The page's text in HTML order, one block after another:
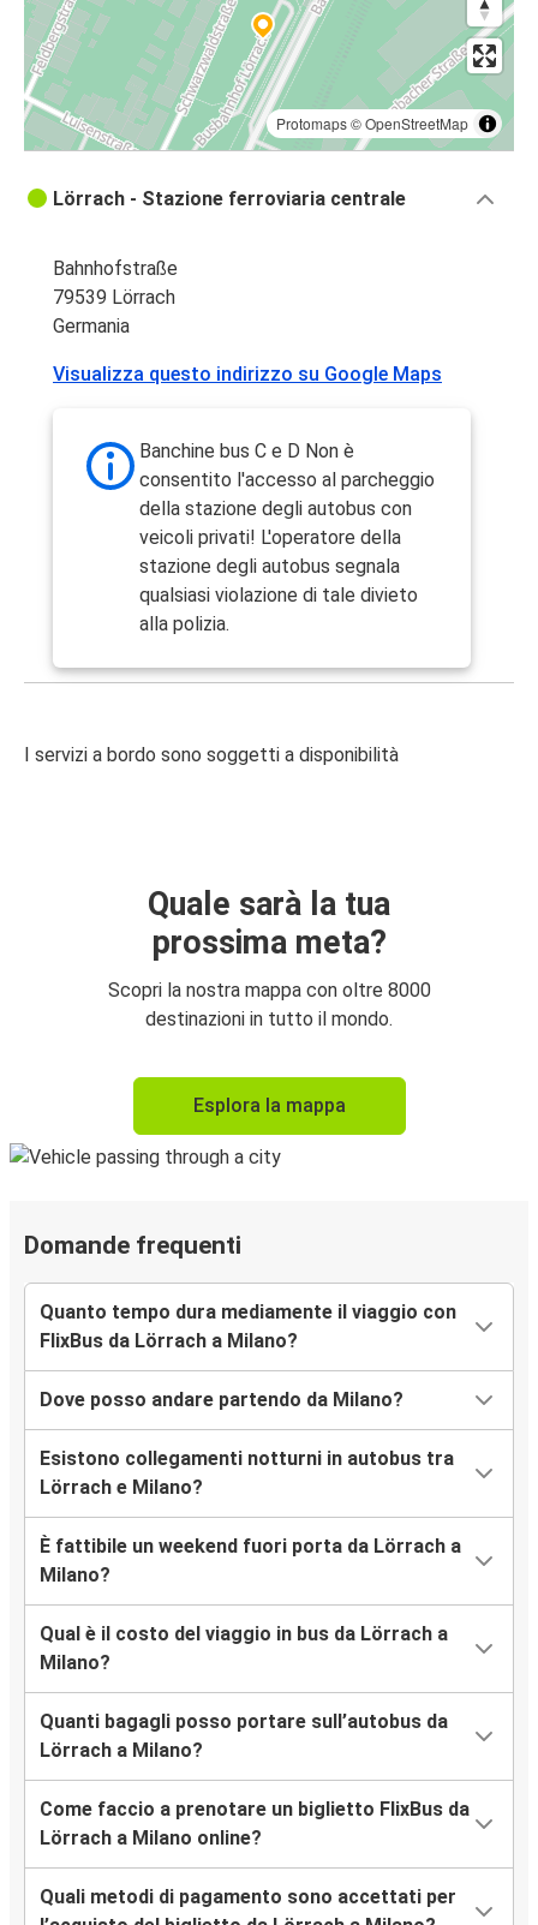
Protomaps©OpenStreetMap
Lörrach - Stazione ferroviaria centrale
Bahnhofstraße
79539 Lörrach
Germania
Visualizza questo indirizzo su Google Maps
Banchine bus C e D Non è
consentito l'accesso al parcheggio
della stazione degli autobus con
veicoli privati! L'operatore della
stazione degli autobus segnala
qualsiasi violazione di tale divieto
alla polizia.
I servizi a bordo sono soggetti a disponibilità
Quale sarà la tua
prossima meta?
Scopri la nostra mappa con oltre 8000
destinazioni in tutto il mondo.
Esplora la mappa
Domande frequenti
Quanto tempo dura mediamente il viaggio con
FlixBus da Lörrach a Milano?
Dove posso andare partendo da Milano?
Esistono collegamenti notturni in autobus tra
Lörrach e Milano?
È fattibile un weekend fuori porta da Lörrach a
Milano?
Qual è il costo del viaggio in bus da Lörrach a
Milano?
Quanti bagagli posso portare sull’autobus da
Lörrach a Milano?
Come faccio a prenotare un biglietto FlixBus da
Lörrach a Milano online?
Quali metodi di pagamento sono accettati per